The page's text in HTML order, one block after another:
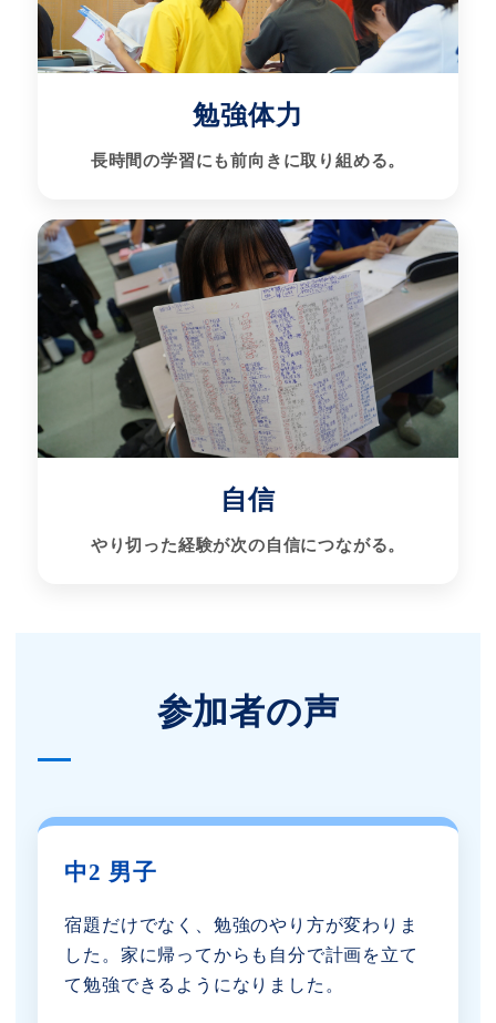
勉強体力
長時間の学習にも前向きに取り組める。
自信
やり切った経験が次の自信につながる。
参加者の声
中2 男子
宿題だけでなく、勉強のやり方が変わりま
した。家に帰ってからも自分で計画を立て
て勉強できるようになりました。